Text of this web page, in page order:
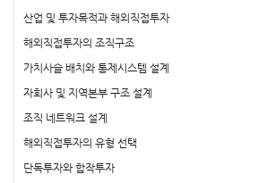
산업 및 투자목적과 해외직접투자
해외직접투자의 조직구조
가치사슬 배치와 통제시스템 설계
자회사 및 지역본부 구조 설계
조직 네트워크 설계
해외직접투자의 유형 선택
단독투자와 합작투자